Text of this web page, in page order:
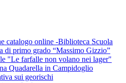
catalogo online -Biblioteca Scuola
di primo grado “Massimo Gizzio”
"Le farfalle non volano nei lager"
Quadarella in Campidoglio
sui georischi